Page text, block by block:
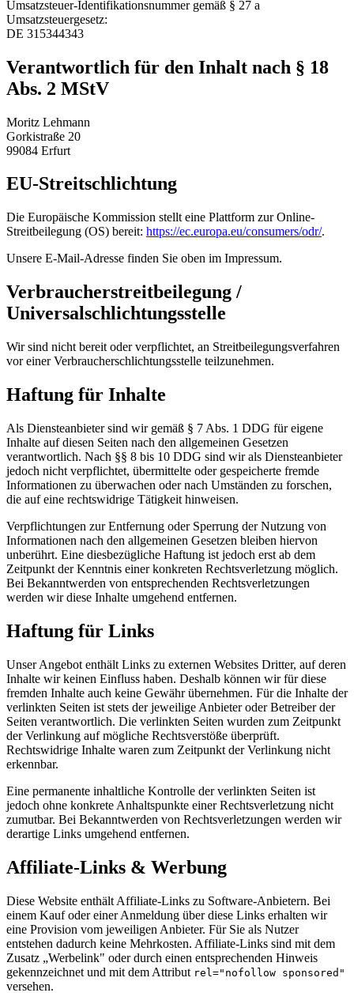
Umsatzsteuer-Identifikationsnummer gemäß § 27 a
Umsatzsteuergesetz:
DE 315344343
Verantwortlich für den Inhalt nach § 18
Abs. 2 MStV
Moritz Lehmann
Gorkistraße 20
99084 Erfurt
EU-Streitschlichtung
Die Europäische Kommission stellt eine Plattform zur Online-
Streitbeilegung (OS) bereit: https://ec.europa.eu/consumers/odr/.
Unsere E-Mail-Adresse finden Sie oben im Impressum.
Verbraucherstreitbeilegung /
Universalschlichtungsstelle
Wir sind nicht bereit oder verpflichtet, an Streitbeilegungsverfahren
vor einer Verbraucherschlichtungsstelle teilzunehmen.
Haftung für Inhalte
Als Diensteanbieter sind wir gemäß § 7 Abs. 1 DDG für eigene
Inhalte auf diesen Seiten nach den allgemeinen Gesetzen
verantwortlich. Nach §§ 8 bis 10 DDG sind wir als Diensteanbieter
jedoch nicht verpflichtet, übermittelte oder gespeicherte fremde
Informationen zu überwachen oder nach Umständen zu forschen,
die auf eine rechtswidrige Tätigkeit hinweisen.
Verpflichtungen zur Entfernung oder Sperrung der Nutzung von
Informationen nach den allgemeinen Gesetzen bleiben hiervon
unberührt. Eine diesbezügliche Haftung ist jedoch erst ab dem
Zeitpunkt der Kenntnis einer konkreten Rechtsverletzung möglich.
Bei Bekanntwerden von entsprechenden Rechtsverletzungen
werden wir diese Inhalte umgehend entfernen.
Haftung für Links
Unser Angebot enthält Links zu externen Websites Dritter, auf deren
Inhalte wir keinen Einfluss haben. Deshalb können wir für diese
fremden Inhalte auch keine Gewähr übernehmen. Für die Inhalte der
verlinkten Seiten ist stets der jeweilige Anbieter oder Betreiber der
Seiten verantwortlich. Die verlinkten Seiten wurden zum Zeitpunkt
der Verlinkung auf mögliche Rechtsverstöße überprüft.
Rechtswidrige Inhalte waren zum Zeitpunkt der Verlinkung nicht
erkennbar.
Eine permanente inhaltliche Kontrolle der verlinkten Seiten ist
jedoch ohne konkrete Anhaltspunkte einer Rechtsverletzung nicht
zumutbar. Bei Bekanntwerden von Rechtsverletzungen werden wir
derartige Links umgehend entfernen.
Affiliate-Links & Werbung
Diese Website enthält Affiliate-Links zu Software-Anbietern. Bei
einem Kauf oder einer Anmeldung über diese Links erhalten wir
eine Provision vom jeweiligen Anbieter. Für Sie als Nutzer
entstehen dadurch keine Mehrkosten. Affiliate-Links sind mit dem
Zusatz „Werbelink" oder durch einen entsprechenden Hinweis
gekennzeichnet und mit dem Attribut rel="nofollow sponsored"
versehen.